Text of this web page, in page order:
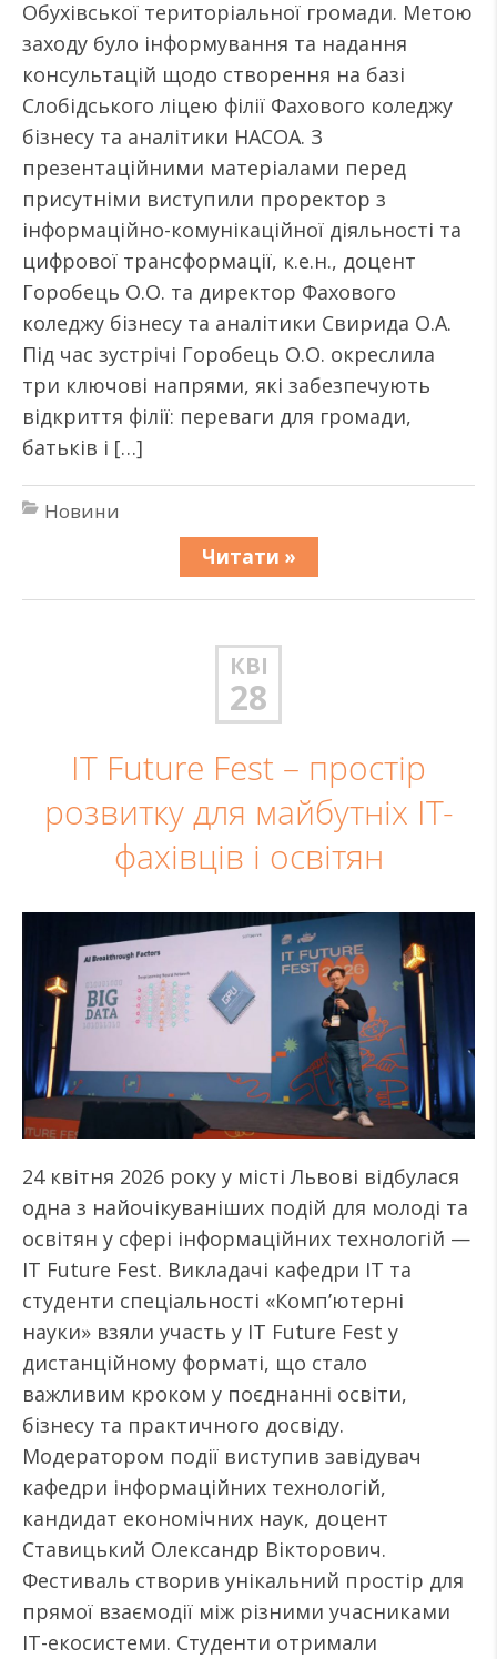
Обухівської територіальної громади. Метою
заходу було інформування та надання
консультацій щодо створення на базі
Слобідського ліцею філії Фахового коледжу
бізнесу та аналітики НАСОА. З
презентаційними матеріалами перед
присутніми виступили проректор з
інформаційно-комунікаційної діяльності та
цифрової трансформації, к.е.н., доцент
Горобець О.О. та директор Фахового
коледжу бізнесу та аналітики Свирида О.А.
Під час зустрічі Горобець О.О. окреслила
три ключові напрями, які забезпечують
відкриття філії: переваги для громади,
батьків і […]
Новини
Читати »
КВІ
28
IT Future Fest – простір
розвитку для майбутніх ІТ-
фахівців і освітян
24 квітня 2026 року у місті Львові відбулася
одна з найочікуваніших подій для молоді та
освітян у сфері інформаційних технологій —
IT Future Fest. Викладачі кафедри ІТ та
студенти спеціальності «Комп’ютерні
науки» взяли участь у IT Future Fest у
дистанційному форматі, що стало
важливим кроком у поєднанні освіти,
бізнесу та практичного досвіду.
Модератором події виступив завідувач
кафедри інформаційних технологій,
кандидат економічних наук, доцент
Ставицький Олександр Вікторович.
Фестиваль створив унікальний простір для
прямої взаємодії між різними учасниками
ІТ-екосистеми. Студенти отримали